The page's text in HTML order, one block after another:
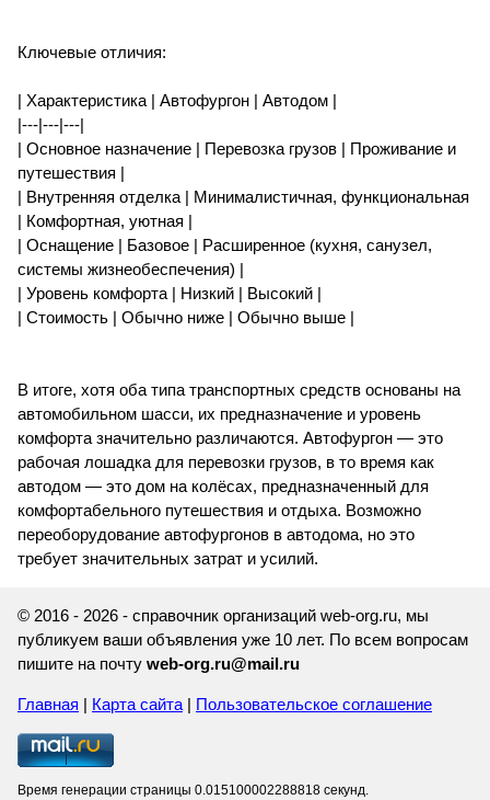
Ключевые отличия:
| Характеристика | Автофургон | Автодом |
|---|---|---|
| Основное назначение | Перевозка грузов | Проживание и
путешествия |
| Внутренняя отделка | Минималистичная, функциональная
| Комфортная, уютная |
| Оснащение | Базовое | Расширенное (кухня, санузел,
системы жизнеобеспечения) |
| Уровень комфорта | Низкий | Высокий |
| Стоимость | Обычно ниже | Обычно выше |
В итоге, хотя оба типа транспортных средств основаны на
автомобильном шасси, их предназначение и уровень
комфорта значительно различаются. Автофургон — это
рабочая лошадка для перевозки грузов, в то время как
автодом — это дом на колёсах, предназначенный для
комфортабельного путешествия и отдыха. Возможно
переоборудование автофургонов в автодома, но это
требует значительных затрат и усилий.
© 2016 - 2026 - справочник организаций web-org.ru, мы
публикуем ваши объявления уже 10 лет. По всем вопросам
пишите на почту web-org.ru@mail.ru
Главная | Карта сайта| Пользовательское соглашение
Время генерации страницы 0.015100002288818 секунд.